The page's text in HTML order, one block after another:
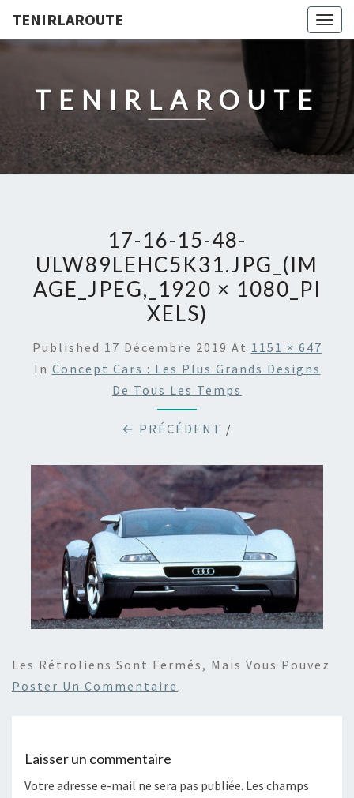
TENIRLAROUTE
TENIRLAROUTE
17-16-15-48-
ULW89LEHC5K31.JPG_(IM
AGE_JPEG,_1920 × 1080_PI
XELS)
Published 17 Décembre 2019 At 1151 × 647
In Concept Cars : Les Plus Grands Designs
De Tous Les Temps
← PRÉCÉDENT /
Les Rétroliens Sont Fermés, Mais Vous Pouvez
Poster Un Commentaire .
Laisser un commentaire
Votre adresse e-mail ne sera pas publiée. Les champs